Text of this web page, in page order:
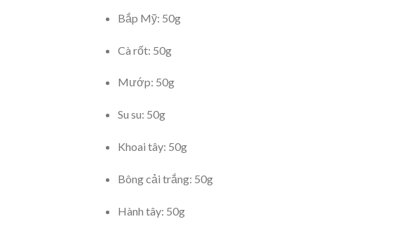
Bắp Mỹ: 50g
Cà rốt: 50g
Mướp: 50g
Su su: 50g
Khoai tây: 50g
Bông cải trắng: 50g
Hành tây: 50g